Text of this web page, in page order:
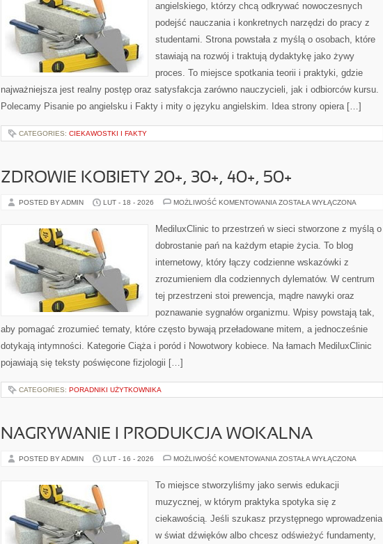
angielskiego, którzy chcą odkrywać nowoczesnych
podejść nauczania i konkretnych narzędzi do pracy z
studentami. Strona powstała z myślą o osobach, które
stawiają na rozwój i traktują dydaktykę jako żywy
proces. To miejsce spotkania teorii i praktyki, gdzie
najważniejsza jest realny postęp oraz satysfakcja zarówno nauczycieli, jak i odbiorców kursu.
Polecamy Pisanie po angielsku i Fakty i mity o języku angielskim. Idea strony opiera […]
CATEGORIES: CIEKAWOSTKI I FAKTY
ZDROWIE KOBIETY 20+, 30+, 40+, 50+
POSTED BY ADMIN LUT - 18 - 2026 MOŻLIWOŚĆ KOMENTOWANIA ZDROWIE
30+,
40+,
ZOSTAŁA WYŁĄCZONA
MediluxClinic to przestrzeń w sieci stworzone z myślą o
dobrostanie pań na każdym etapie życia. To blog
internetowy, który łączy codzienne wskazówki z
zrozumieniem dla codziennych dylematów. W centrum
tej przestrzeni stoi prewencja, mądre nawyki oraz
poznawanie sygnałów organizmu. Wpisy powstają tak,
aby pomagać zrozumieć tematy, które często bywają przeładowane mitem, a jednocześnie
dotykają intymności. Kategorie Ciąża i poród i Nowotwory kobiece. Na łamach MediluxClinic
pojawiają się teksty poświęcone fizjologii […]
CATEGORIES: PORADNIKI UŻYTKOWNIKA
NAGRYWANIE I PRODUKCJA WOKALNA
POSTED BY ADMIN LUT - 16 - 2026 MOŻLIWOŚĆ KOMENTOWANIA NAGRYWANIE
WOKALNA
ZOSTAŁA WYŁĄCZONA
To miejsce stworzyliśmy jako serwis edukacji
muzycznej, w którym praktyka spotyka się z
ciekawością. Jeśli szukasz przystępnego wprowadzenia
w świat dźwięków albo chcesz odświeżyć fundamenty,